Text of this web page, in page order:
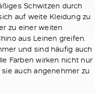
Schwitzen durch
auf weite Kleidung zu
zu einer weiten
aus Leinen greifen.
und sind häufig auch
Farben wirken nicht nur
auch angenehmer zu